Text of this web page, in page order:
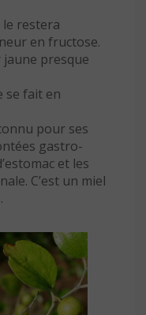
le restera
en fructose.
jaune presque
se fait en
pour ses
gastro-
et les
C’est un miel